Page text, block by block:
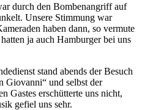
durch den Bombenangriff auf
Unsere Stimmung war
haben dann, so vermute
ja auch Hamburger bei uns
stand abends der Besuch
Giovanni
und selbst der
Gastes erschütterte uns nicht,
gefiel uns sehr.